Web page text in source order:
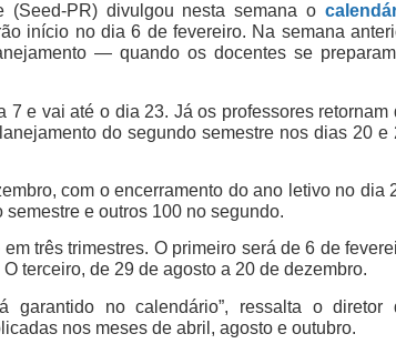
PR) divulgou nesta semana o
início no dia 6 de fevereiro. Na semana
— quando os docentes se
e vai até o dia 23. Já os professores retornam
do segundo semestre nos dias 20 e
com o encerramento do ano letivo no dia
e outros 100 no segundo.
três trimestres. O primeiro será de 6 de
terceiro, de 29 de agosto a 20 de dezembro.
garantido no calendário”, ressalta o diretor
nos meses de abril, agosto e outubro.